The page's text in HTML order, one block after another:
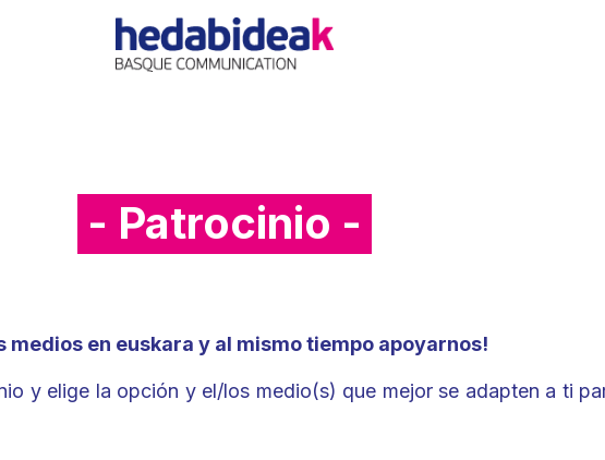
- Patrocinio -
medios en euskara y al mismo tiempo apoyarnos!
y elige la opción y el/los medio(s) que mejor se adapten a ti